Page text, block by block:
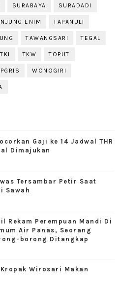
SURABAYA SURADADI
ENIM TAPANULI
TAWANGSARI TEGAL
TKI TKW TOPUT
WONOGIRI
Gaji ke 14 Jadwal THR
Dimajukan
Tersambar Petir Saat
Sawah
Rekam Perempuan Mandi Di
Air Panas, Seorang
borong Ditangkap
Wirosari Makan